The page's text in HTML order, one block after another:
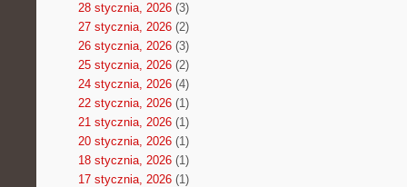
28 stycznia, 2026(3)
27 stycznia, 2026(2)
26 stycznia, 2026(3)
25 stycznia, 2026(2)
24 stycznia, 2026(4)
22 stycznia, 2026(1)
21 stycznia, 2026(1)
20 stycznia, 2026(1)
18 stycznia, 2026(1)
17 stycznia, 2026(1)